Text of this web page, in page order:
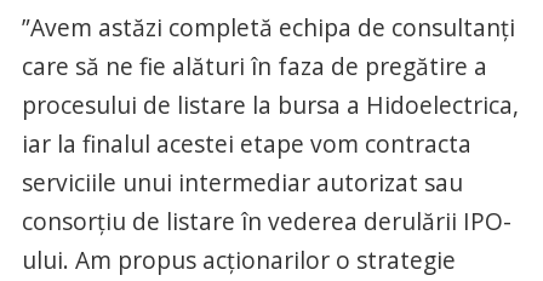
”Avem astăzi completă echipa de consultanţi
care să ne fie alături în faza de pregătire a
procesului de listare la bursa a Hidoelectrica,
iar la finalul acestei etape vom contracta
serviciile unui intermediar autorizat sau
consorţiu de listare în vederea derulării IPO-
ului. Am propus acţionarilor o strategie